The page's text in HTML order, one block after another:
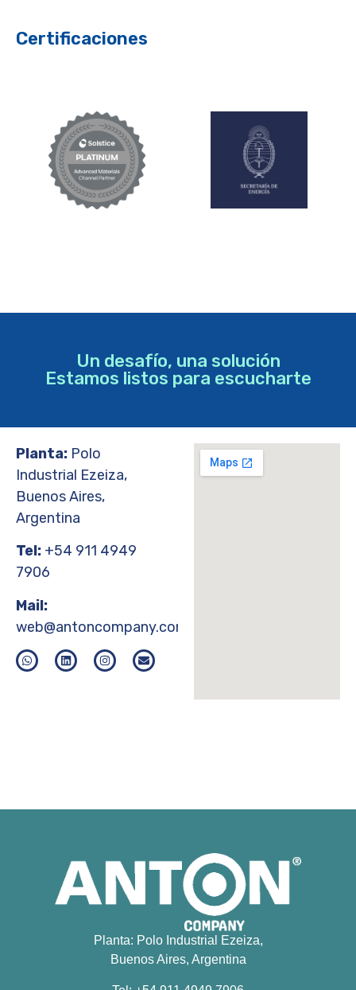
Certificaciones
Un desafío, una solución
Estamos listos para escucharte
Planta: Polo
Industrial Ezeiza,
Buenos Aires,
Argentina
Tel: +54 911 4949
7906
Mail:
web@antoncompany.com.ar
Planta: Polo Industrial Ezeiza,
Buenos Aires, Argentina